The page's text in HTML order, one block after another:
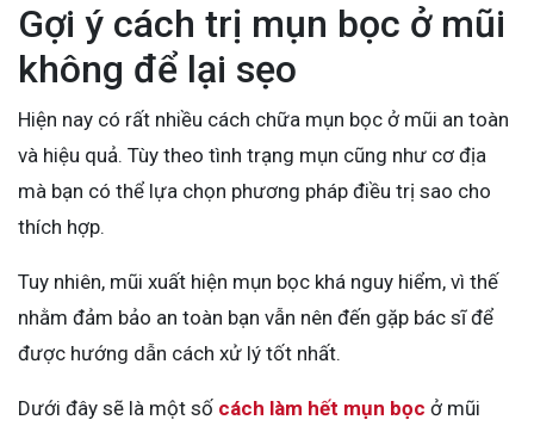
Gợi ý cách trị mụn bọc ở mũi
không để lại sẹo
Hiện nay có rất nhiều cách chữa mụn bọc ở mũi an toàn
và hiệu quả. Tùy theo tình trạng mụn cũng như cơ địa
mà bạn có thể lựa chọn phương pháp điều trị sao cho
thích hợp.
Tuy nhiên, mũi xuất hiện mụn bọc khá nguy hiểm, vì thế
nhằm đảm bảo an toàn bạn vẫn nên đến gặp bác sĩ để
được hướng dẫn cách xử lý tốt nhất.
Dưới đây sẽ là một số cách làm hết mụn bọc ở mũi